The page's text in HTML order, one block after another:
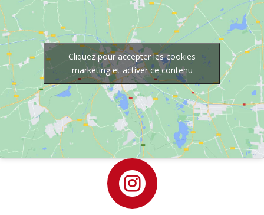
Cliquez pour accepter les cookies
marketing et activer ce contenu
